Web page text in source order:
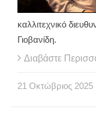
καλλιτεχνικό
Γιοβανίδη.
Διαβάστε
21 Οκτώβριος 2025